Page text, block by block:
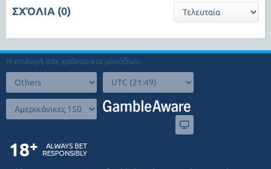
ΣΧΌΛΙΑ (0)
Η επιλογή σας χρόνου και μονάδων: